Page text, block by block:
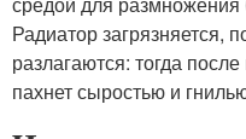
Радиатор загрязняется,
разлагаются: тогда
пахнет сыростью и